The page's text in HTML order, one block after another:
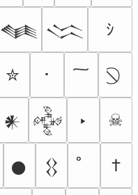
𒈝 𒈱 ｼ
✮ ･
𒀭 𒅒 ‣ ☠
𒊹 𒌐 †